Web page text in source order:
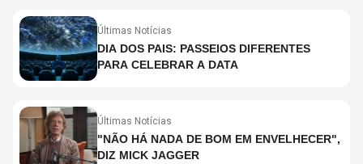
Últimas Notícias
DIA DOS PAIS: PASSEIOS DIFERENTES
PARA CELEBRAR A DATA
Últimas Notícias
"NÃO HÁ NADA DE BOM EM ENVELHECER",
DIZ MICK JAGGER